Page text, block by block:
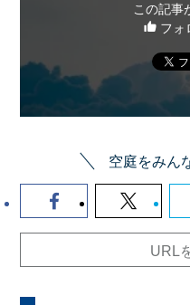
この記事
フォ
空庭をみん
URL